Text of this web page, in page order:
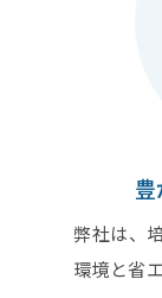
豊
弊社は、
環境と省